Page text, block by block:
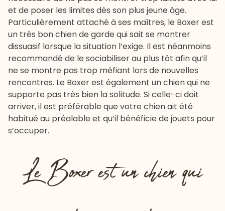
et de poser les limites dès son plus jeune âge.
Particulièrement attaché à ses maîtres, le Boxer est
un très bon chien de garde qui sait se montrer
dissuasif lorsque la situation l’exige. Il est néanmoins
recommandé de le sociabiliser au plus tôt afin qu’il
ne se montre pas trop méfiant lors de nouvelles
rencontres. Le Boxer est également un chien qui ne
supporte pas très bien la solitude. Si celle-ci doit
arriver, il est préférable que votre chien ait été
habitué au préalable et qu’il bénéficie de jouets pour
s’occuper.
Le Boxer est un chien qui